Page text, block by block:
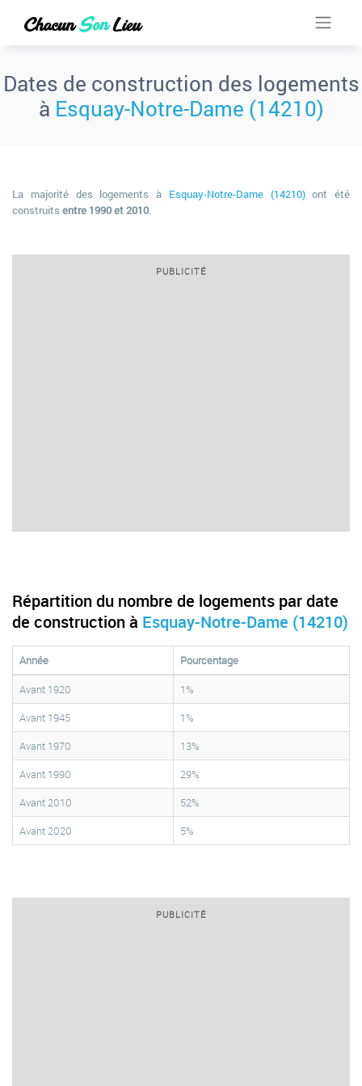
Dates de construction des logements
à Esquay-Notre-Dame (14210)
La majorité des logements à Esquay-Notre-Dame (14210)ont été
construits entre 1990 et 2010.
PUBLICITÉ
Répartition du nombre de logements par date
de construction à Esquay-Notre-Dame (14210)
Année
Pourcentage
Avant 1920
1%
Avant 1945
1%
Avant 1970
13%
Avant 1990
29%
Avant 2010
52%
Avant 2020
5%
PUBLICITÉ